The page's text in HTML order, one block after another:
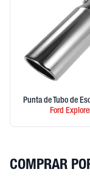
Punta de Tubo de
Ford
COMPRAR